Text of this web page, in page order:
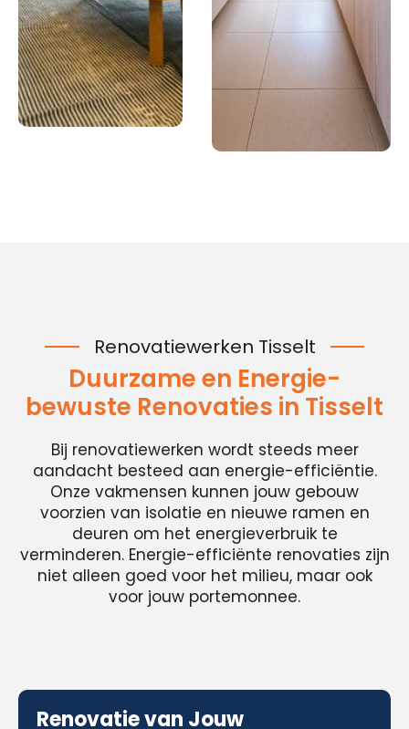
Renovatiewerken Tisselt
Duurzame en Energie-
bewuste Renovaties in Tisselt
Bij renovatiewerken wordt steeds meer
aandacht besteed aan energie-efficiëntie.
Onze vakmensen kunnen jouw gebouw
voorzien van isolatie en nieuwe ramen en
deuren om het energieverbruik te
verminderen. Energie-efficiënte renovaties zijn
niet alleen goed voor het milieu, maar ook
voor jouw portemonnee.
Renovatie van Jouw